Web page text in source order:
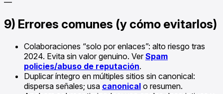
9) Errores comunes (y cómo evitarlos)
Colaboraciones “solo por enlaces”: alto riesgo tras
2024. Evita sin valor genuino. VerSpam
policies/abuso de reputación.
Duplicar íntegro en múltiples sitios sin canonical:
dispersa señales; usa canonical o resumen.